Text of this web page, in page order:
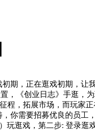
，正在逛戏初期，让
《创业日志》手逛，
，拓展市场，而玩家
需要招募优良的员工
逛戏，第二步: 登录